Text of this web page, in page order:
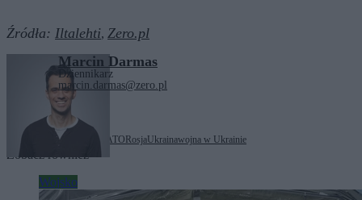
Źródła: Iltalehti, Zero.pl
Marcin Darmas
Dziennikarz
marcin.darmas@zero.pl
Tagi: Estonia NATO RosjaUkrainawojna w Ukrainie
Zobacz również
Wojsko